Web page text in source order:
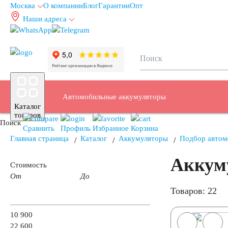
Москва О компанииБлогГарантииОпт
Наши адреса
Каталог
товаров
Автомобильные аккумуляторы
Аккумуляторы для легковых автомобилей
Поиск
Сравнить Профиль Избранное Корзина
Главная страница
Каталог Аккумуляторы Подбор
Стоимость
От
До
10 900
22 600
Товаров: 22